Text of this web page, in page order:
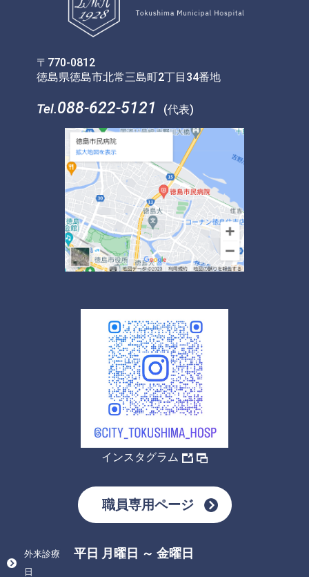
〒770-0812
徳島県徳島市北常三島町2丁目34番地
Tel.088-622-5121 (代表)
インスタグラム
職員専用ページ
外来診療
日
平日 月曜日 ～ 金曜日